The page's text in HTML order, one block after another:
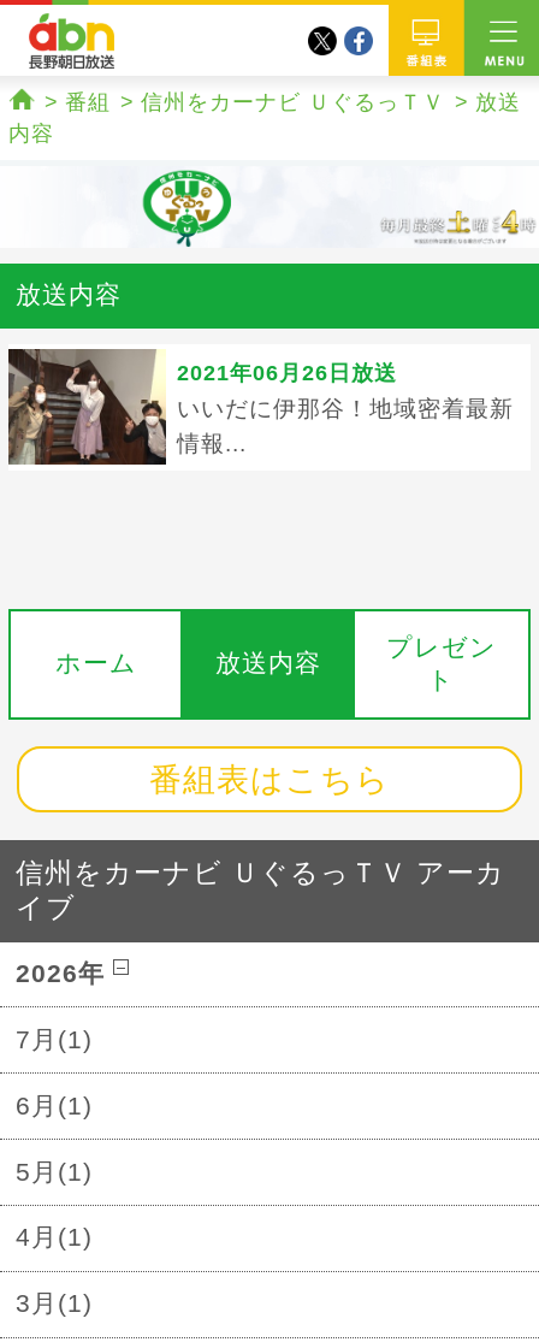
番組
twitterfacebook
ホーム
番組 信州をカーナビ ＵぐるっＴＶ
放送
内容
放送内容
2021年06月26日放送
いいだに伊那谷！地域密着最新
情報...
ホーム 放送内容
プレゼン
ト
番組表はこちら
信州をカーナビ ＵぐるっＴＶ アーカ
イブ
2026年
7月(1)
6月(1)
5月(1)
4月(1)
3月(1)